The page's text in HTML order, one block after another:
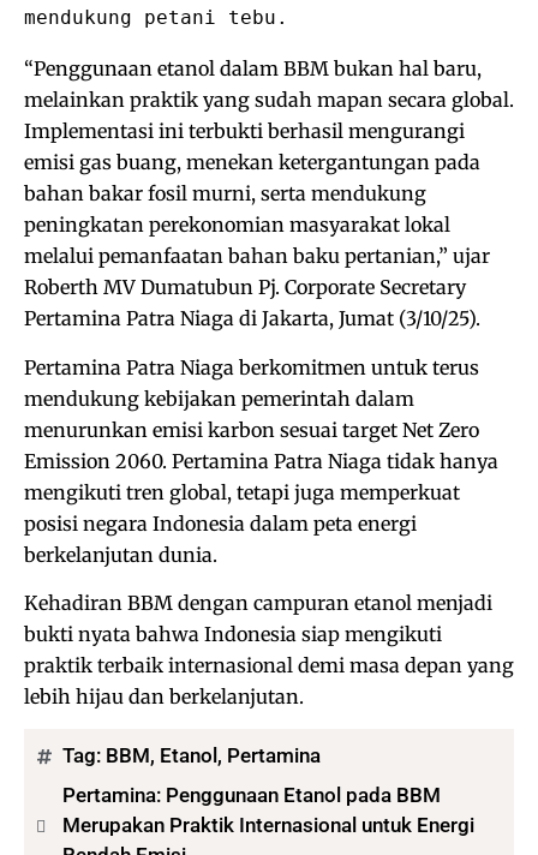
mendukung petani tebu.
“Penggunaan etanol dalam BBM bukan hal baru,
melainkan praktik yang sudah mapan secara global.
Implementasi ini terbukti berhasil mengurangi
emisi gas buang, menekan ketergantungan pada
bahan bakar fosil murni, serta mendukung
peningkatan perekonomian masyarakat lokal
melalui pemanfaatan bahan baku pertanian,” ujar
Roberth MV Dumatubun Pj. Corporate Secretary
Pertamina Patra Niaga di Jakarta, Jumat (3/10/25).
Pertamina Patra Niaga berkomitmen untuk terus
mendukung kebijakan pemerintah dalam
menurunkan emisi karbon sesuai target Net Zero
Emission 2060. Pertamina Patra Niaga tidak hanya
mengikuti tren global, tetapi juga memperkuat
posisi negara Indonesia dalam peta energi
berkelanjutan dunia.
Kehadiran BBM dengan campuran etanol menjadi
bukti nyata bahwa Indonesia siap mengikuti
praktik terbaik internasional demi masa depan yang
lebih hijau dan berkelanjutan.
Tag: BBM, Etanol , Pertamina
Pertamina: Penggunaan Etanol pada BBM
Merupakan Praktik Internasional untuk Energi